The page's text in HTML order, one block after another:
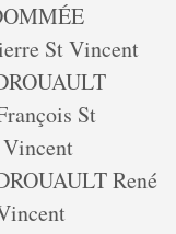
St Vincent
St
René